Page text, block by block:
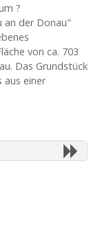
?
an der Donau"
von ca. 703
Das Grundstück
aus einer